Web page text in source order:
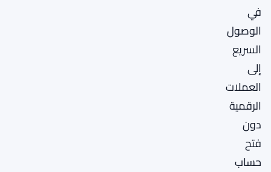
في
الوصول
السريع
إلى
العملات
الرقمية
دون
فتح
حساب